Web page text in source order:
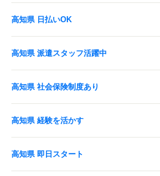
高知県 日払いOK
高知県 派遣スタッフ活躍中
高知県 社会保険制度あり
高知県 経験を活かす
高知県 即日スタート